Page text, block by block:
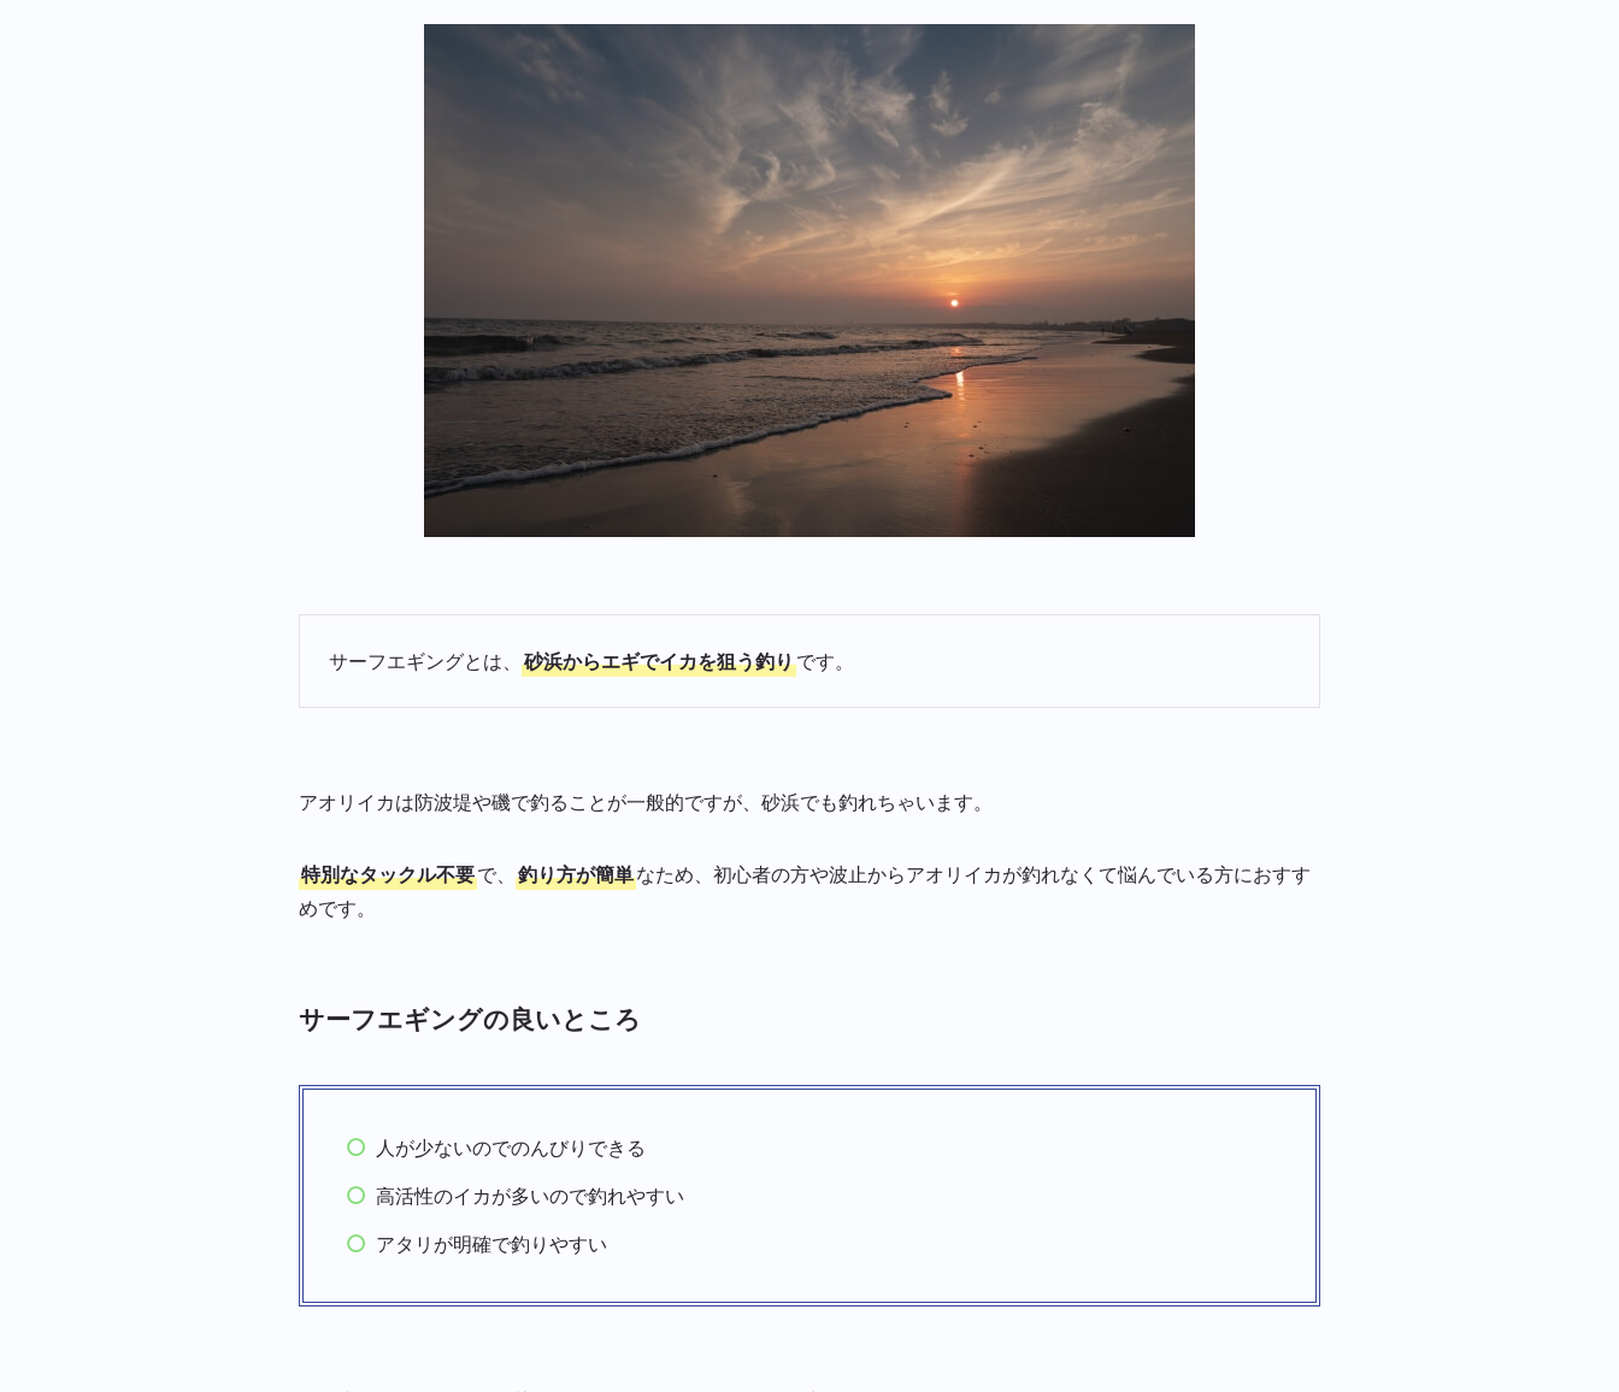
サーフエギングとは、 砂浜からエギでイカを狙う釣りです。
アオリイカは防波堤や磯で釣ることが一般的ですが、砂浜でも釣れちゃいます。
特別なタックル不要で、 釣り方が簡単なため、初心者の方や波止からアオリイカが釣れなくて悩んでいる方におすす
めです。
サーフエギングの良いところ
人が少ないのでのんびりできる
高活性のイカが多いので釣れやすい
アタリが明確で釣りやすい